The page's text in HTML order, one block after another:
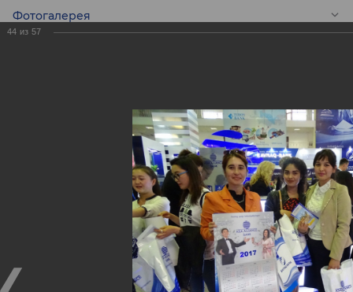
Фотогалерея
BANKEXPO 2017
44 из 57